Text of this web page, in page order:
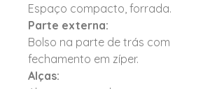
Espaço compacto, forrada.
Parte externa:
Bolso na parte de trás com
fechamento em zíper.
Alças: